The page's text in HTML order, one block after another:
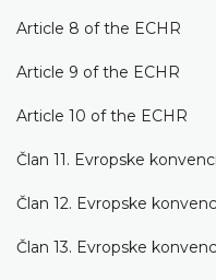
Article 8 of the ECHR
Article 9 of the ECHR
Article 10 of the ECHR
Član 11. Evropske
Član 12. Evropske
Član 13. Evropske